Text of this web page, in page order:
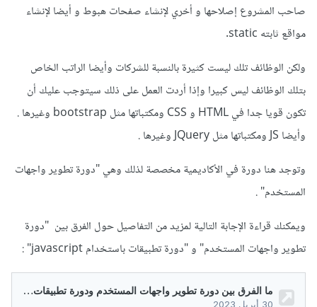
صاحب المشروع إصلاحها و أخري لإنشاء صفحات هبوط و أيضا لإنشاء
مواقع ثابته static.
ولكن الوظائف تلك ليست كثيرة بالنسبة للشركات وأيضا الراتب الخاص
بتلك الوظائف ليس كبيرا وإذا أردت العمل على ذلك سيتوجب عليك أن
تكون قويا جدا في HTML و CSS ومكتباتها مثل bootstrap وغيرها .
وأيضا JS ومكتباتها مثل JQuery وغيرها .
وتوجد هنا دورة في الأكاديمية مخصصة لذلك وهي "دورة تطوير واجهات
المستخدم" .
ويمكنك قراءة الإجابة التالية لمزيد من التفاصيل حول الفرق بين "دورة
تطوير واجهات المستخدم" و "دورة تطبيقات باستخدام javascript"